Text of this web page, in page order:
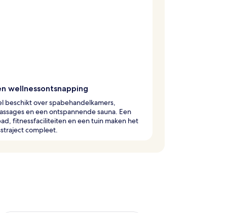
wellnessontsnapping
beschikt over spabehandelkamers,
en een ontspannende sauna. Een
fitnessfaciliteiten en een tuin maken het
compleet.